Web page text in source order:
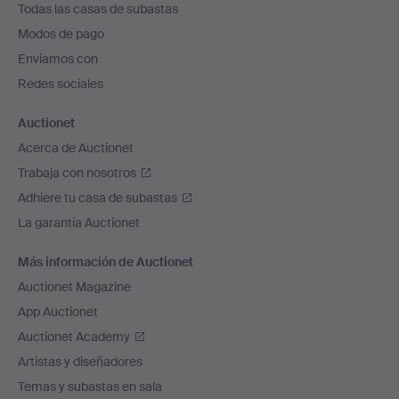
pie
de
página
Todas las casas de subastas
Modos de pago
Enviamos con
Redes sociales
Auctionet
Acerca de Auctionet
Trabaja con nosotros
Adhiere tu casa de subastas
La garantía Auctionet
Más información de Auctionet
Auctionet Magazine
App Auctionet
Auctionet Academy
Artistas y diseñadores
Temas y subastas en sala